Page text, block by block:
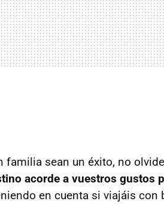
familia sean un éxito, no
acorde a vuestros gustos
en cuenta si viajáis con